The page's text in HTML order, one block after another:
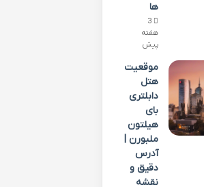
ها
3
هفته
پیش
موقعیت
هتل
دابلتری
بای
هیلتون
ملبورن |
آدرس
دقیق و
نقشه